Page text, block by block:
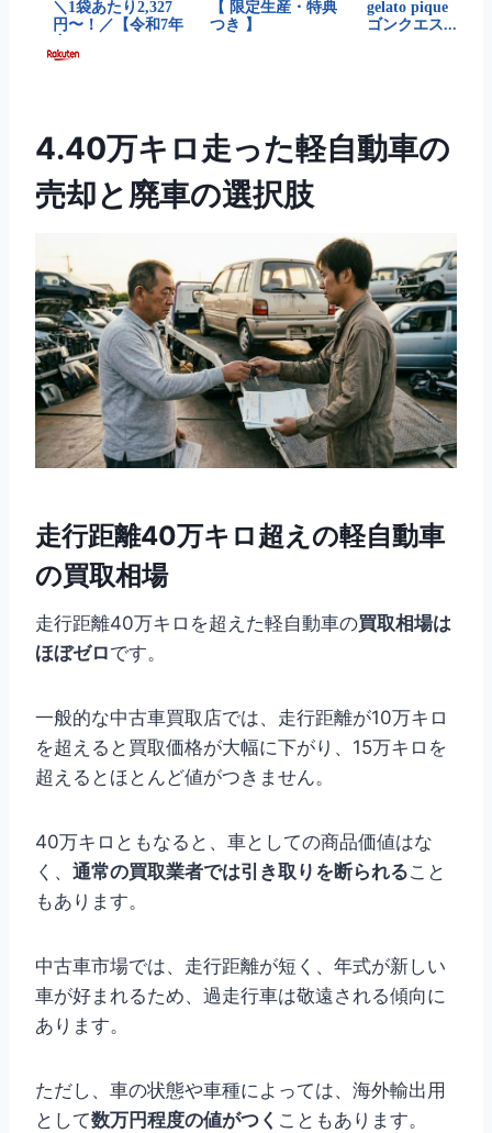
4.40万キロ走った軽自動車の
売却と廃車の選択肢
走行距離40万キロ超えの軽自動車
の買取相場
走行距離40万キロを超えた軽自動車の買取相場は
ほぼゼロです。
一般的な中古車買取店では、走行距離が10万キロ
を超えると買取価格が大幅に下がり、15万キロを
超えるとほとんど値がつきません。
40万キロともなると、車としての商品価値はな
く、 通常の買取業者では引き取りを断られること
もあります。
中古車市場では、走行距離が短く、年式が新しい
車が好まれるため、過走行車は敬遠される傾向に
あります。
ただし、車の状態や車種によっては、海外輸出用
として数万円程度の値がつく こともあります。